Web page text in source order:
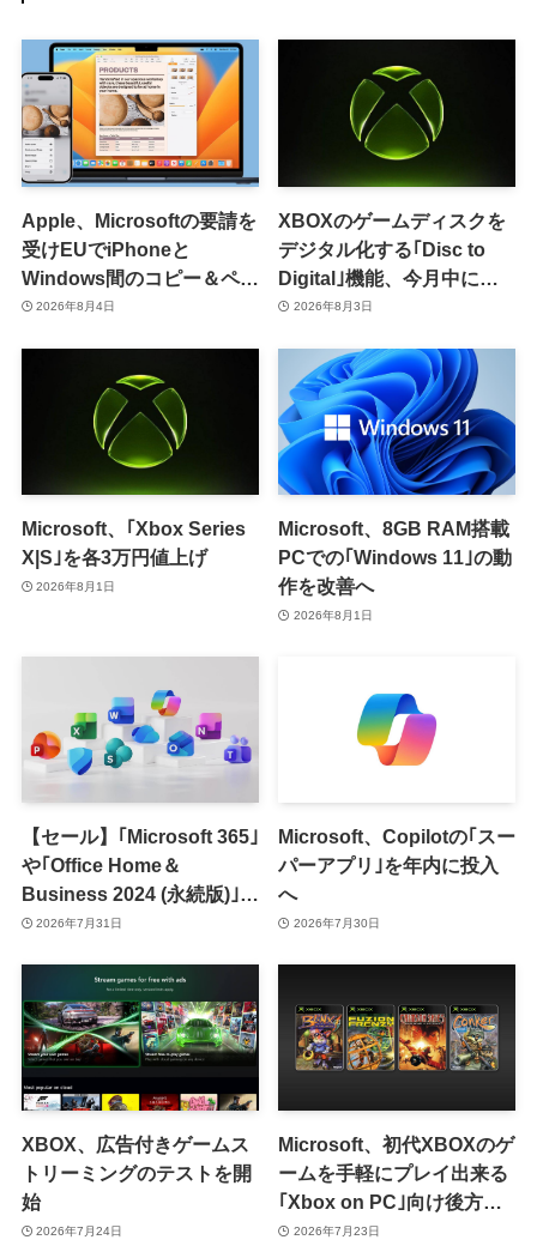
Apple、Microsoftの要請を
受けEUでiPhoneと
Windows間のコピー＆ペー
スト機能を提供へ
2026年8月4日
XBOXのゲームディスクを
デジタル化する｢Disc to
Digital｣機能、今月中に提
供開始か
2026年8月3日
Microsoft、｢Xbox Series
X|S｣を各3万円値上げ
2026年8月1日
Microsoft、8GB RAM搭載
PCでの｢Windows 11｣の動
作を改善へ
2026年8月1日
【セール】｢Microsoft 365｣
や｢Office Home＆
Business 2024 (永続版)｣が
｢Amazon暮らし応援サマ
2026年7月31日
Microsoft、Copilotの｢スー
パーアプリ｣を年内に投入
へ
2026年7月30日
XBOX、広告付きゲームス
トリーミングのテストを開
始
2026年7月24日
Microsoft、初代XBOXのゲ
ームを手軽にプレイ出来る
｢Xbox on PC｣向け後方互
換性機能を発表
2026年7月23日